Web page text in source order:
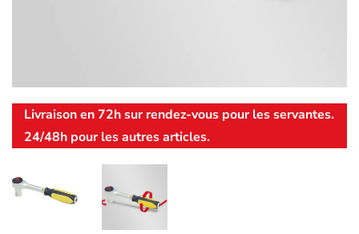
Livraison en 72h sur rendez-vous pour les servantes.
24/48h pour les autres articles.